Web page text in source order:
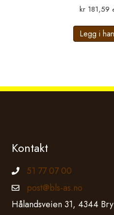
kr181,59
Legg i
Kontakt
Telefonnummer
51 77 07 00
Epostadresse
post@bls-as.no
Hålandsveien 31, 4344